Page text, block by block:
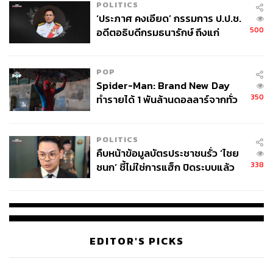
อกว่าเป็นเหมือนยาเสพติดให้แก่เยาวชน ทำให้ Segment ไม่
ค่อยเติบโต หรือค่อนไปทางแย่ในปี 2564
ตัวเลขเศรษฐกิจในช่วงโควิดปี 2563 จีนอัดฉีดเงินเข้าไปใน
ระบบค่อนข้างเยอะ พอมาปี 2564 เมื่อสามารถควบคุมการ
ติดเชื้อได้จึงถอนการอัดฉีดลงไป สภาพคล่องก็หายไปด้วย
ราคาสูงเกินไป และจีนเริ่มมีปัญหา เช่น บริษัท
ปัญหาไม่สามารถจ่ายเงินคืนเมื่อครบกำหนดได้ จึงสร้างแรง
กดดันต่อบริษัทอสังหาฯ อื่นๆ ด้วย ล่าสุดภาครัฐบาลเริ่มผ่อน
คลาย เริ่มมีสภาพคล่องเข้ามาในระบบบ้าง อสังหาฯ มีการตื่น
ดังนั้นในปี 2565 สถานการณ์การเติบโตของเศรษฐกิจจีนน่า
จะยังคงประมาณคล้ายๆ ปี 2564 โดยเฉพาะตลาดหุ้นยังจะไม่
POLITICS
‘ประภาศ คงเอียด’ กรรมการ ป.ป.ช.
อดีตอธิบดีกรมธนารักษ์ ถึงแก่
500
POP
Spider-Man: Brand New Day
ทำรายได้ 1 พันล้านดอลลาร์จากทั่ว
350
POLITICS
คืบหน้าข้อมูลบัตรประชาชนรั่ว ‘ไชย
ชนก’ ชี้ไม่ใช่การแฮ็ก ปิดระบบแล้ว
338
EDITOR'S PICKS